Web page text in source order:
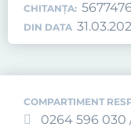
CHITANȚA:
DIN DATA
COMPARTIMENT
0264 596 030